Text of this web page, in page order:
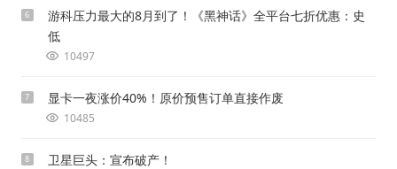
6
游科压力最大的8月到了！《黑神话》全平台七折优惠：史
低
10497
7 显卡一夜涨价40%！原价预售订单直接作废
10485
8 卫星巨头：宣布破产！